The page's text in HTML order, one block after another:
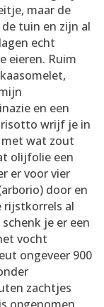
maar de
tuin en zijn al
echt
eieren. Ruim
en een
risotto wrijf je in
met wat zout
olijfolie een
er voor vier
door en
rijstkorrels al
je er een
vocht
ongeveer 900
zachtjes